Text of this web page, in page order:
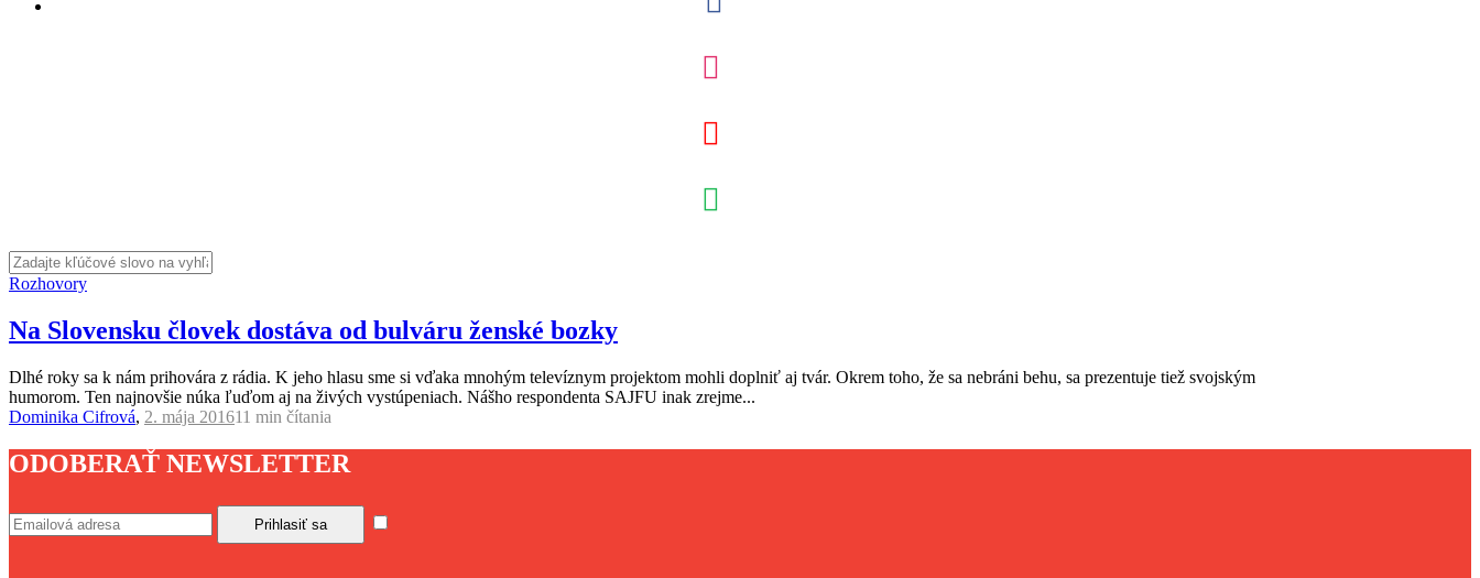
Rozhovory
Na Slovensku človek dostáva od bulváru ženské bozky
Dlhé roky sa k nám prihovára z rádia. K jeho hlasu sme si vďaka mnohým televíznym projektom mohli doplniť aj tvár. Okrem toho, že sa nebráni behu, sa prezentuje tiež svojským
humorom. Ten najnovšie núka ľuďom aj na živých vystúpeniach. Nášho respondenta SAJFU inak zrejme...
Dominika Cifrová, 2. mája 201611 min čítania
ODOBERAŤ NEWSLETTER